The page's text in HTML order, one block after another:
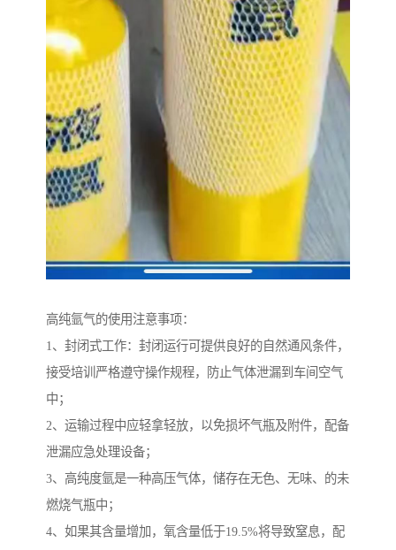
高纯氩气的使用注意事项：
1、封闭式工作：封闭运行可提供良好的自然通风条件，
接受培训严格遵守操作规程，防止气体泄漏到车间空气
中；
2、运输过程中应轻拿轻放，以免损坏气瓶及附件，配备
泄漏应急处理设备；
3、高纯度氩是一种高压气体，储存在无色、无味、的未
燃烧气瓶中；
4、如果其含量增加，氧含量低于19.5%将导致窒息，配